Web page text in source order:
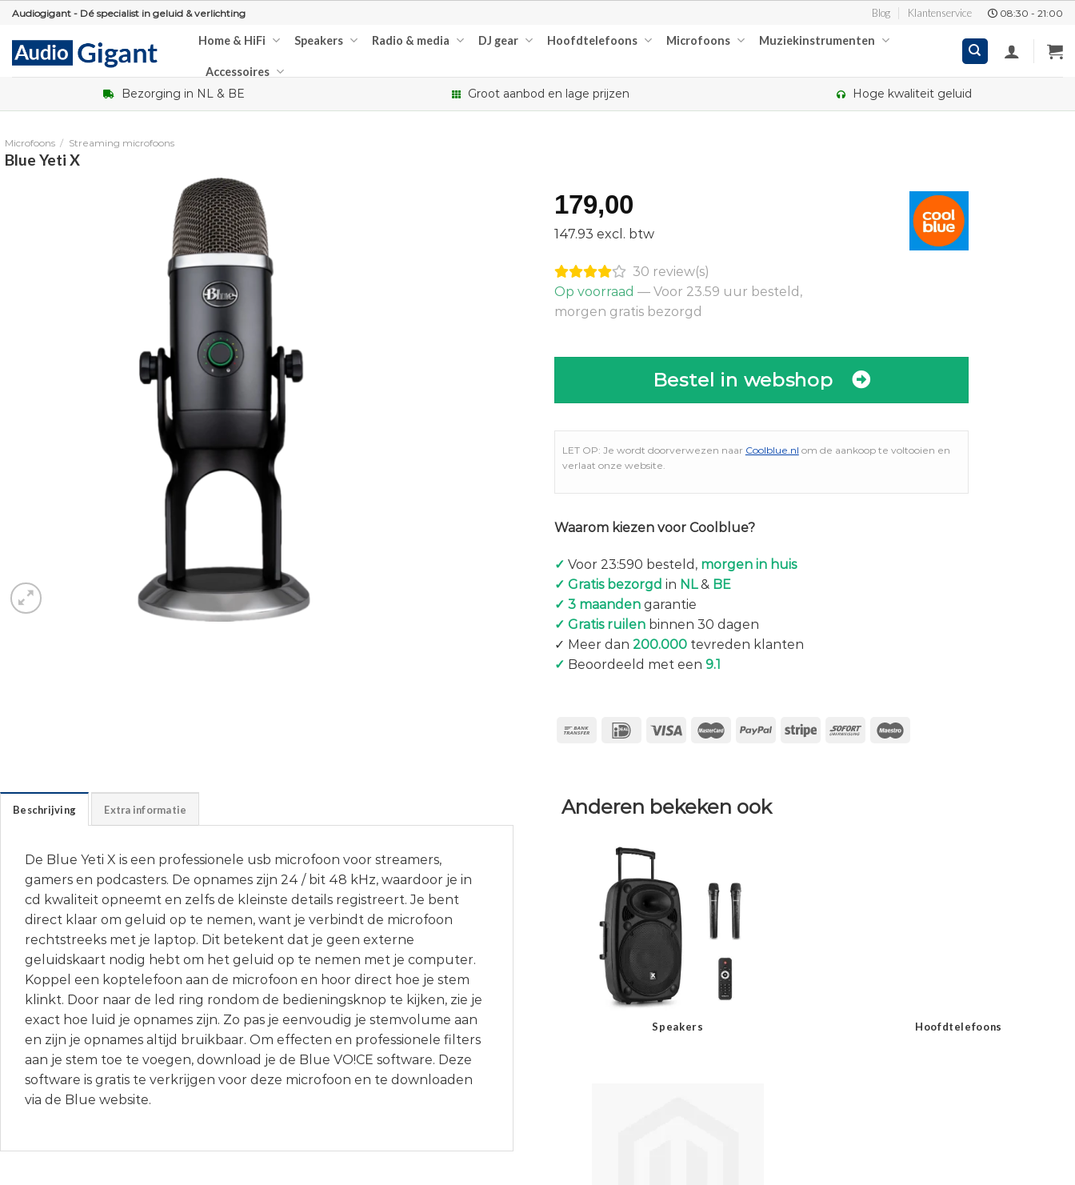
Skip
content
Audiogigant - Dé specialist in geluid & verlichting Blog Klantenservice 08:30 - 21:00
Home & HiFi Speakers Radio & media DJ gear Hoofdtelefoons Microfoons Muziekinstrumenten
Accessoires
Bezorging in NL & BE Groot aanbod en lage prijzen Hoge kwaliteit geluid
Microfoons / Streaming microfoons
Blue Yeti X
179,00
147.93 excl. btw
30 review(s)
Op voorraad — Voor 23.59 uur besteld,
morgen gratis bezorgd
Bestel in webshop
LET OP: Je wordt doorverwezen naar Coolblue.nl om de aankoop te voltooien en
verlaat onze website.
Waarom kiezen voor Coolblue?
✓ Voor 23:590 besteld, morgen in huis
✓ Gratis bezorgd in NL& BE
✓ 3 maanden garantie
✓ Gratis ruilenbinnen 30 dagen
✓ Meer dan 200.000tevreden klanten
✓ Beoordeeld met een 9.1
Beschrijving Extra informatie
De Blue Yeti X is een professionele usb microfoon voor streamers,
gamers en podcasters. De opnames zijn 24 / bit 48 kHz, waardoor je in
cd kwaliteit opneemt en zelfs de kleinste details registreert. Je bent
direct klaar om geluid op te nemen, want je verbindt de microfoon
rechtstreeks met je laptop. Dit betekent dat je geen externe
geluidskaart nodig hebt om het geluid op te nemen met je computer.
Koppel een koptelefoon aan de microfoon en hoor direct hoe je stem
klinkt. Door naar de led ring rondom de bedieningsknop te kijken, zie je
exact hoe luid je opnames zijn. Zo pas je eenvoudig je stemvolume aan
en zijn je opnames altijd bruikbaar. Om effecten en professionele filters
aan je stem toe te voegen, download je de Blue VO!CE software. Deze
software is gratis te verkrijgen voor deze microfoon en te downloaden
via de Blue website.
Anderen bekeken ook
Speakers Hoofdtelefoons